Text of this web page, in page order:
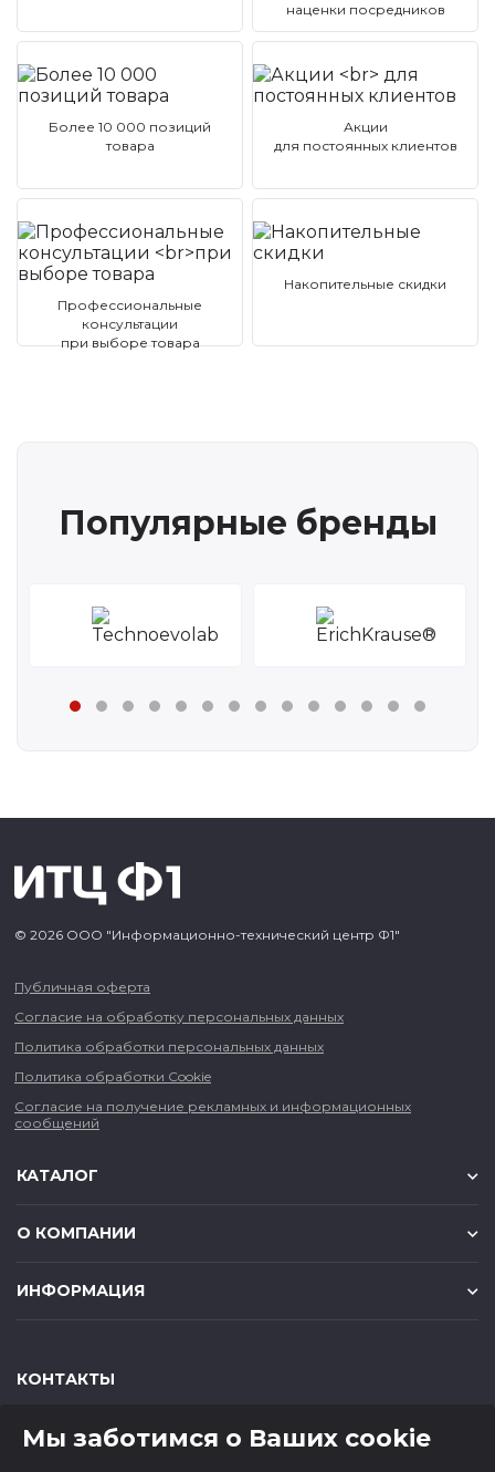
наценки посредников
Более 10 000 позиций
товара
Акции
для постоянных клиентов
Профессиональные
консультации
при выборе товара
Накопительные скидки
Популярные бренды
© 2026 ООО "Информационно-технический центр Ф1"
Публичная оферта
Согласие на обработку персональных данных
Политика обработки персональных данных
Политика обработки Cookie
Согласие на получение рекламных и информационных
сообщений
КАТАЛОГ
О КОМПАНИИ
ИНФОРМАЦИЯ
КОНТАКТЫ
650000 ,г. Кемерово,ул. Мичурина, д.13
Мы заботимся о Ваших cookie